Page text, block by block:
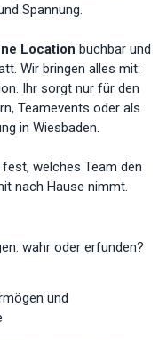
Spannung.
Location buchbar und
Wir bringen alles mit:
Ihr sorgt nur für den
Teamevents oder als
in Wiesbaden.
welches Team den
nach Hause nimmt.
wahr oder erfunden?
und